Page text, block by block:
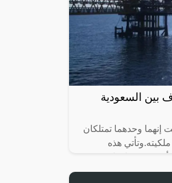
بين السعودية
إنهما وحدهما تمتلكان
هذه
عن الغاز في الحقل